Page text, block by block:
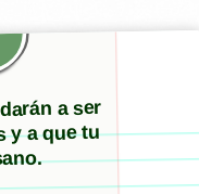
a ser
y a que tu